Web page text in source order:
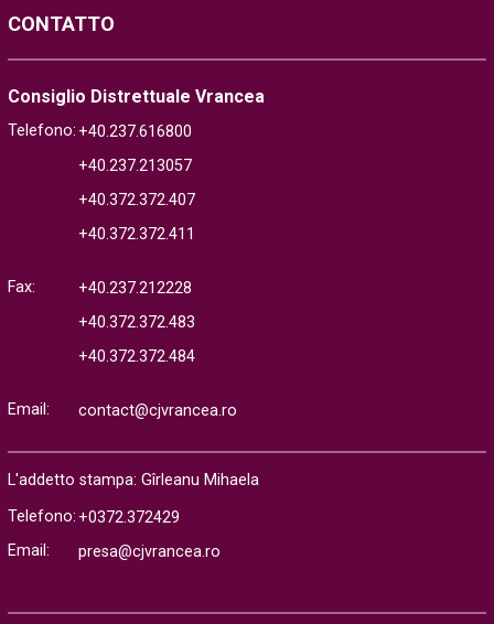
CONTATTO
Consiglio Distrettuale Vrancea
Telefono: +40.237.616800
+40.237.213057
+40.372.372.407
+40.372.372.411
Fax:
+40.237.212228
+40.372.372.483
+40.372.372.484
Email: contact@cjvrancea.ro
L'addetto stampa: Gîrleanu Mihaela
Telefono: +0372.372429
Email:
presa@cjvrancea.ro